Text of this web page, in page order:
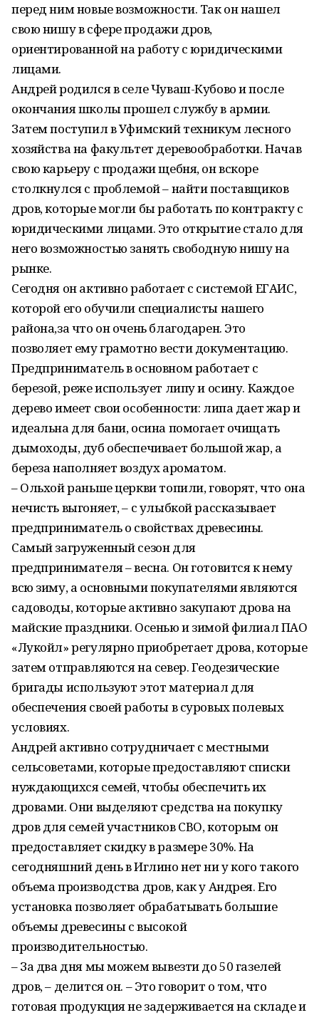
перед ним новые возможности. Так он нашел
свою нишу в сфере продажи дров,
ориентированной на работу с юридическими
лицами.
Андрей родился в селе Чуваш-Кубово и после
окончания школы прошел службу в армии.
Затем поступил в Уфимский техникум лесного
хозяйства на факультет деревообработки. Начав
свою карьеру с продажи щебня, он вскоре
столкнулся с проблемой – найти поставщиков
дров, которые могли бы работать по контракту с
юридическими лицами. Это открытие стало для
него возможностью занять свободную нишу на
рынке.
Сегодня он активно работает с системой ЕГАИС,
которой его обучили специалисты нашего
района,за что он очень благодарен. Это
позволяет ему грамотно вести документацию.
Предприниматель в основном работает с
березой, реже использует липу и осину. Каждое
дерево имеет свои особенности: липа дает жар и
идеальна для бани, осина помогает очищать
дымоходы, дуб обеспечивает большой жар, а
береза наполняет воздух ароматом.
– Ольхой раньше церкви топили, говорят, что она
нечисть выгоняет, – с улыбкой рассказывает
предприниматель о свойствах древесины.
Самый загруженный сезон для
предпринимателя – весна. Он готовится к нему
всю зиму, а основными покупателями являются
садоводы, которые активно закупают дрова на
майские праздники. Осенью и зимой филиал ПАО
«Лукойл» регулярно приобретает дрова, которые
затем отправляются на север. Геодезические
бригады используют этот материал для
обеспечения своей работы в суровых полевых
условиях.
Андрей активно сотрудничает с местными
сельсоветами, которые предоставляют списки
нуждающихся семей, чтобы обеспечить их
дровами. Они выделяют средства на покупку
дров для семей участников СВО, которым он
предоставляет скидку в размере 30%. На
сегодняшний день в Иглино нет ни у кого такого
объема производства дров, как у Андрея. Его
установка позволяет обрабатывать большие
объемы древесины с высокой
производительностью.
– За два дня мы можем вывезти до 50 газелей
дров, – делится он. – Это говорит о том, что
готовая продукция не задерживается на складе и